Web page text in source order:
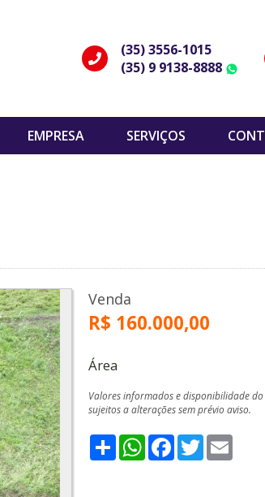
(35) 3556-1015
(35) 9 9138-8888
EMPRESA SERVIÇOS
Venda
R$ 160.000,00
Área
Valores informados e disponibilidade do
sujeitos a alterações sem prévio aviso.
ShareWhatsApp
Facebook
Twitter